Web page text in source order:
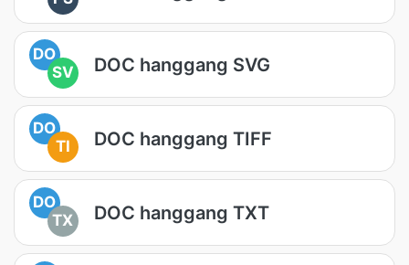
DO
SV
DOC hanggang SVG
DO
TI
DOC hanggang TIFF
DO
TX
DOC hanggang TXT